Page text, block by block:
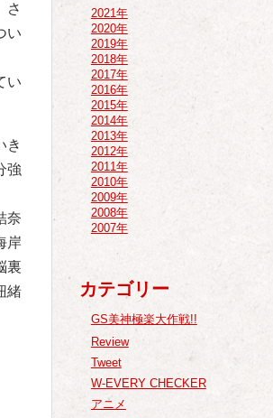
さ
い
い
き
強
奈
岸
裏
緒
2021年
2020年
2019年
2018年
2017年
2016年
2015年
2014年
2013年
2012年
2011年
2010年
2009年
2008年
2007年
カテゴリー
GS美神極楽大作戦!!
Review
Tweet
W-EVERY CHECKER
アニメ